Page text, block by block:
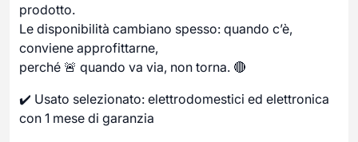
prodotto.
Le disponibilità cambiano spesso: quando c’è,
conviene approfittarne,
perché 🚨 quando va via, non torna. 🔴
✔️ Usato selezionato: elettrodomestici ed elettronica
con 1 mese di garanzia